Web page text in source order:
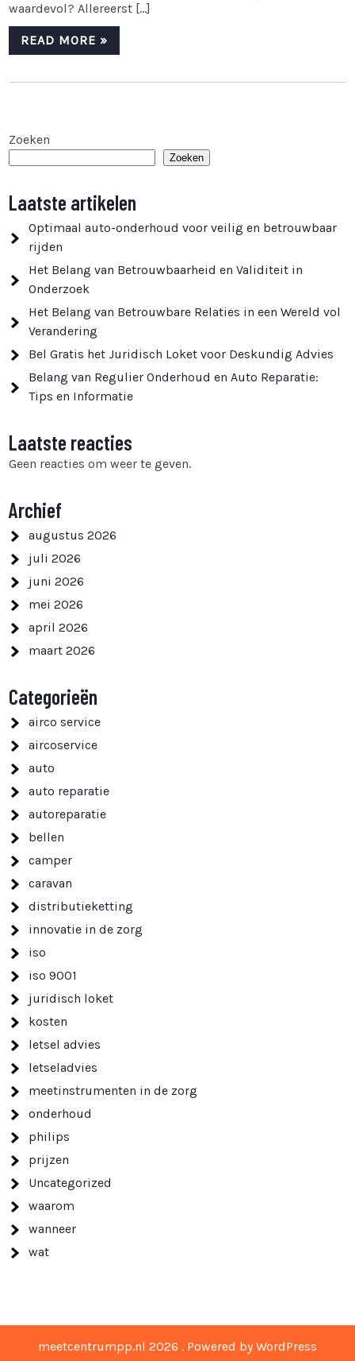
waardevol? Allereerst […]
READ MORE »
Zoeken
Zoeken
Laatste artikelen
Optimaal auto-onderhoud voor veilig en betrouwbaar
rijden
Het Belang van Betrouwbaarheid en Validiteit in
Onderzoek
Het Belang van Betrouwbare Relaties in een Wereld vol
Verandering
Bel Gratis het Juridisch Loket voor Deskundig Advies
Belang van Regulier Onderhoud en Auto Reparatie:
Tips en Informatie
Laatste reacties
Geen reacties om weer te geven.
Archief
augustus 2026
juli 2026
juni 2026
mei 2026
april 2026
maart 2026
Categorieën
airco service
aircoservice
auto
auto reparatie
autoreparatie
bellen
camper
caravan
distributieketting
innovatie in de zorg
iso
iso 9001
juridisch loket
kosten
letsel advies
letseladvies
meetinstrumenten in de zorg
onderhoud
philips
prijzen
Uncategorized
waarom
wanneer
wat
meetcentrumpp.nl 2026 . Powered by WordPress